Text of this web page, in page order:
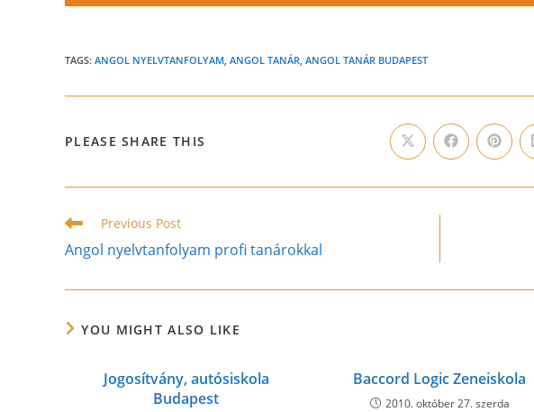
TAGS: ANGOL NYELVTANFOLYAM, ANGOL TANÁR, ANGOL TANÁR BUDAPEST
PLEASE SHARE THIS Opens
in
new
Opens
in
new
Opens
in
new
Read
articles
Previous Post
Angol nyelvtanfolyam profi tanárokkal
YOU MIGHT ALSO LIKE
Jogosítvány, autósiskola
Budapest
Baccord Logic Zeneiskola
2010. október 27. szerda